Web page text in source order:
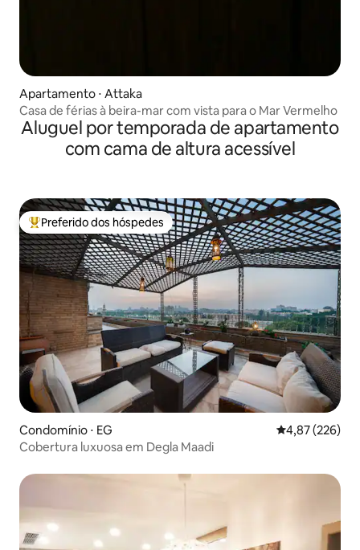
Apartamento ⋅ Attaka
Casa de férias à beira-mar com vista para o Mar Vermelho
Aluguel por temporada de apartamento
com cama de altura acessível
Entre os melhores preferidos dos hóspedes
Preferido dos hóspedes
Condomínio ⋅ EG 4,87 de uma
4,87 (226)
Cobertura luxuosa em Degla Maadi